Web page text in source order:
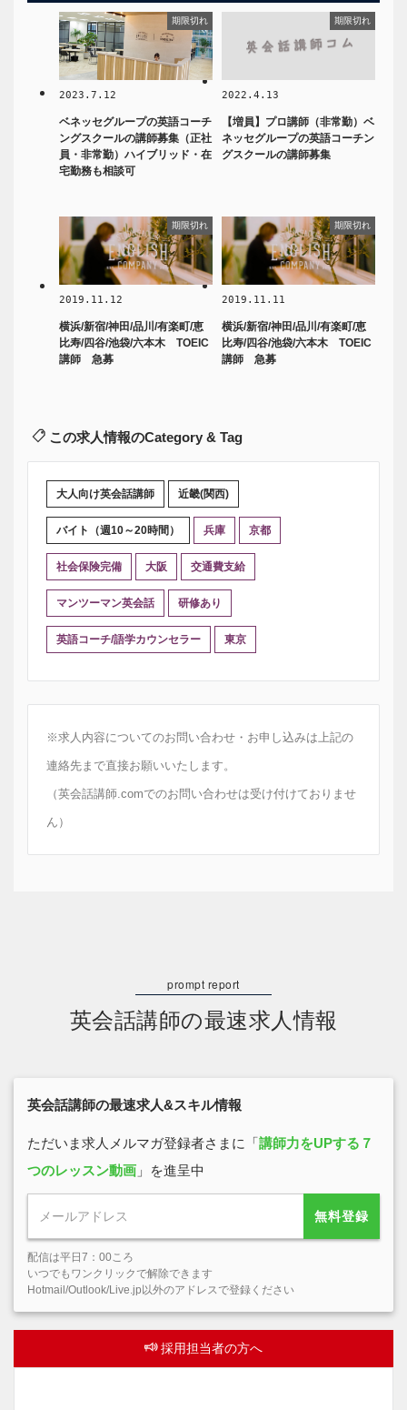
期限切れ
2023.7.12
ベネッセグループの英語コーチ
ングスクールの講師募集（正社
員・非常勤）ハイブリッド・在
宅勤務も相談可
期限切れ
2022.4.13
【増員】プロ講師（非常勤）ベ
ネッセグループの英語コーチン
グスクールの講師募集
期限切れ
2019.11.12
横浜/新宿/神田/品川/有楽町/恵
比寿/四谷/池袋/六本木 TOEIC
講師 急募
期限切れ
2019.11.11
横浜/新宿/神田/品川/有楽町/恵
比寿/四谷/池袋/六本木 TOEIC
講師 急募
この求人情報のCategory & Tag
大人向け英会話講師 近畿(関西)
バイト（週10～20時間） 兵庫 京都
社会保険完備 大阪 交通費支給
マンツーマン英会話 研修あり
英語コーチ/語学カウンセラー 東京
※求人内容についてのお問い合わせ・お申し込みは上記の
連絡先まで直接お願いいたします。
（英会話講師.comでのお問い合わせは受け付けておりませ
ん）
英会話講師の最速求人情報
英会話講師の最速求人&スキル情報
ただいま求人メルマガ登録者さまに「講師力をUPする７
つのレッスン動画 」を進呈中
無料登録
配信は平日7：00ころ
いつでもワンクリックで解除できます
Hotmail/Outlook/Live.jp以外のアドレスで登録ください
採用担当者の方へ